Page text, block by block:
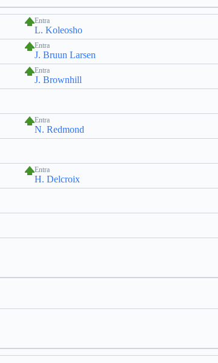
Entra
L. Koleosho
Entra
J. Bruun Larsen
Entra
J. Brownhill
Entra
N. Redmond
Entra
H. Delcroix